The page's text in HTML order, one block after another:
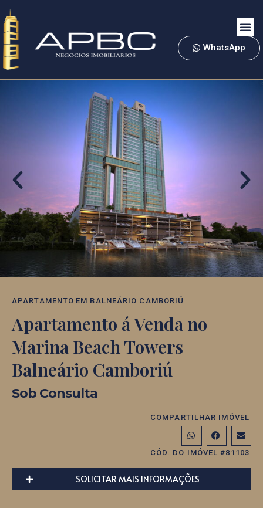
WhatsApp
APARTAMENTO EM BALNEÁRIO CAMBORIÚ
Apartamento á Venda no
Marina Beach Towers
Balneário Camboriú
Sob Consulta
COMPARTILHAR IMÓVEL
CÓD. DO IMÓVEL #81103
SOLICITAR MAIS INFORMAÇÕES